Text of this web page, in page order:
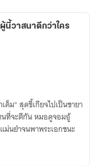
นี้วาสนาดีกว่าใคร
ค็ม" สุดขี้เกียจไปเป็นชายา
นที่จะตีกัน หมอดูจอมอู้
นยำจนพาพระเอกชนะ